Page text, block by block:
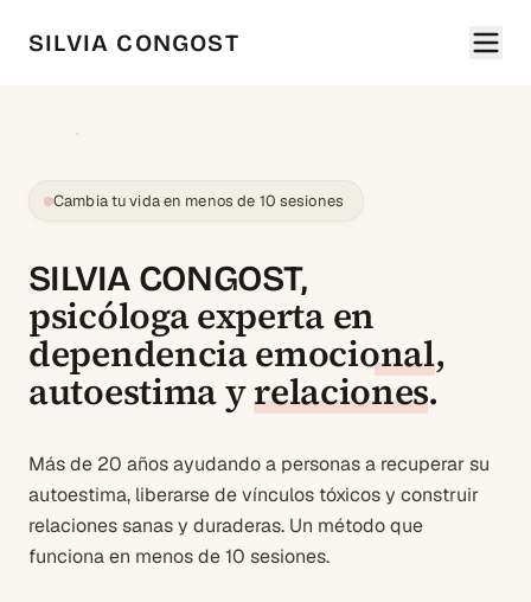
SILVIA CONGOST
Cambia tu vida en menos de 10 sesiones
SILVIA CONGOST,
psicóloga experta en
dependencia emocional,
autoestimayrelaciones.
Más de 20 años ayudando a personas a recuperar su
autoestima, liberarse de vínculos tóxicos y construir
relaciones sanas y duraderas. Un método que
funciona en menos de 10 sesiones.